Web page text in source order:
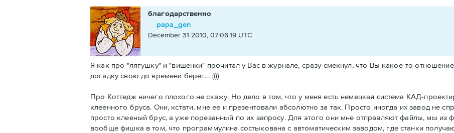
благодарственно
papa_gen
December 31 2010, 07:06:19 UTC
Я как про "лягушку" и "вишенки" прочитал у Вас в журнале, сразу смекнул, что Вы какое-то
догадку свою до времени берег... :)))
Про Коттедж ничего плохого не скажу. Но дело в том, что у меня есть немецкая система КАД-
клеенного бруса. Они, кстати, мне ее и презентовали абсолютно за так. Просто иногда их завод не
просто клееный брус, а уже порезанный по их запросу. Для этого они мне отправляют файлы, мы из
вообще фишка в том, что программулина состыкована с автоматическим заводом, где станки